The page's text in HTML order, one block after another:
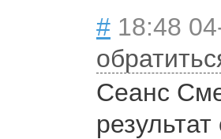
# 18:48
Сеанс